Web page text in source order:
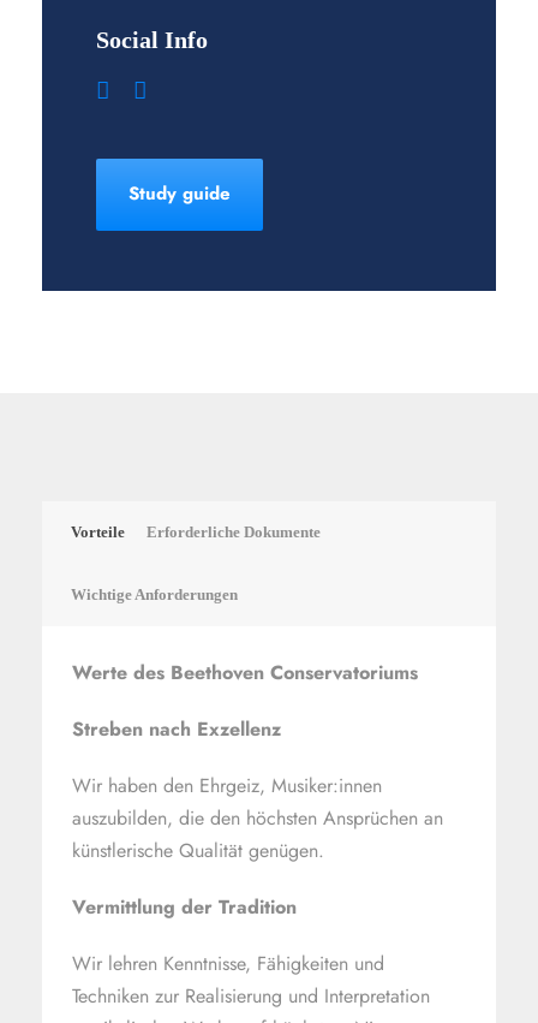
Social Info
Study guide
Vorteile Erforderliche Dokumente
Wichtige Anforderungen
Werte des Beethoven Conservatoriums
Streben nach Exzellenz
Wir haben den Ehrgeiz, Musiker:innen
auszubilden, die den höchsten Ansprüchen an
künstlerische Qualität genügen.
Vermittlung der Tradition
Wir lehren Kenntnisse, Fähigkeiten und
Techniken zur Realisierung und Interpretation